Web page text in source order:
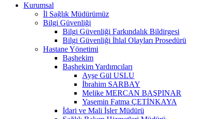
Kurumsal
İl Sağlık Müdürümüz
Bilgi Güvenliği
Bilgi Güvenliği Farkındalık Bildirgesi
Bilgi Güvenliği İhlal Olayları Prosedürü
Hastane Yönetimi
Başhekim
Başhekim Yardımcıları
Ayşe Gül USLU
İbrahim SARBAY
Melike MERCAN BAŞPINAR
Yasemin Fatma ÇETİNKAYA
İdari ve Mali İşler Müdürü